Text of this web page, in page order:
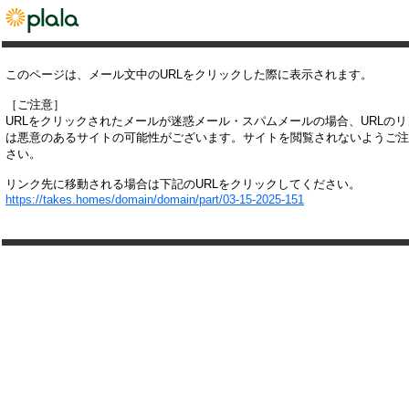
このページは、メール文中のURLをクリックした際に表示されます。
［ご注意］
URLをクリックされたメールが迷惑メール・スパムメールの場合、URLの
は悪意のあるサイトの可能性がございます。サイトを閲覧されないようご
さい。
リンク先に移動される場合は下記のURLをクリックしてください。
https://takes.homes/domain/domain/part/03-15-2025-151